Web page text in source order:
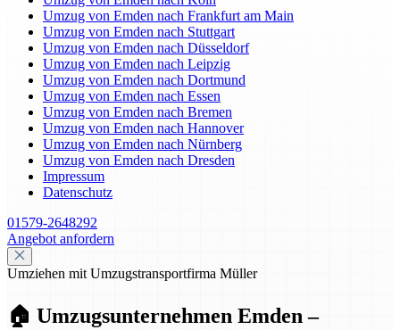
Umzug von Emden nach Frankfurt am Main
Umzug von Emden nach Stuttgart
Umzug von Emden nach Düsseldorf
Umzug von Emden nach Leipzig
Umzug von Emden nach Dortmund
Umzug von Emden nach Essen
Umzug von Emden nach Bremen
Umzug von Emden nach Hannover
Umzug von Emden nach Nürnberg
Umzug von Emden nach Dresden
Impressum
Datenschutz
01579-2648292
Angebot anfordern
Umziehen mit Umzugstransportfirma Müller
🏠 Umzugsunternehmen Emden –